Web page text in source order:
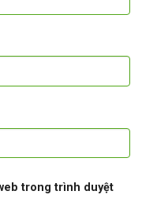
trong trình duyệt